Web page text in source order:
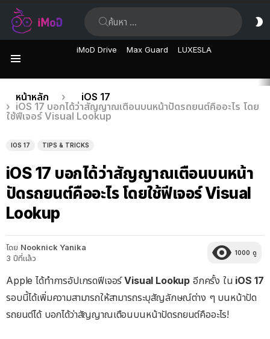
iMoD Drive Max Guard LUXESLA
เรื่อง
ล่าสุด
คุณอยู่ที่นี่:
หน้าหลัก
iOS 17
iOS 17 บอกได้ว่าสัญญาณเตือนบนหน้าปัดรถยนต์คืออะไร โดย
ใช้ฟีเจอร์ Visual Lookup
IOS 17 TIPS & TRICKS
iOS 17 บอกได้ว่าสัญญาณเตือนบนหน้า
ปัดรถยนต์คืออะไร โดยใช้ฟีเจอร์ Visual
Lookup
โดย Nooknick Yanika
3 ปีที่แล้ว
1000 ดู
Apple ได้ทำการอัปเกรดฟีเจอร์Visual Lookup อีกครั้ง ใน iOS 17
รอบนี้ได้เพิ่มความสามารถให้สามารถระบุสัญลักษณ์ต่าง ๆ บนหน้าปัด
รถยนต์ได้ บอกได้ว่าสัญญาณเตือนบนหน้าปัดรถยนต์คืออะไร!